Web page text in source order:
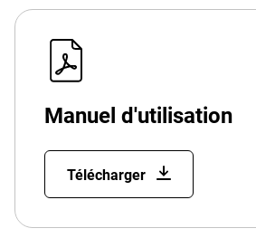
Manuel d'utilisation
Télécharger